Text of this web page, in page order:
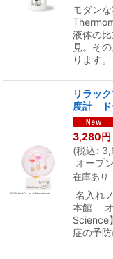
モダン
液体の
見。そ
ります
リラッ
度計 ド
3,280円
(税込:
オープ
在庫あり
名入れ
本館 オ
Science
症の予